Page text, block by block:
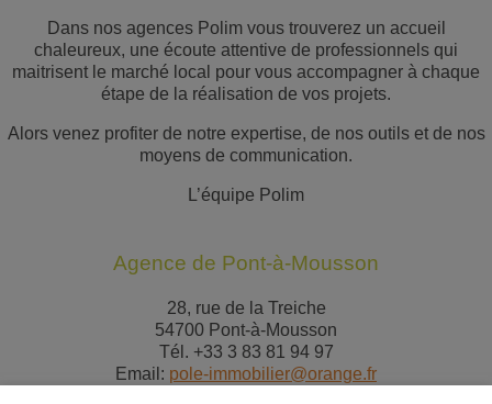
Dans nos agences Polim vous trouverez un accueil
chaleureux, une écoute attentive de professionnels qui
maitrisent le marché local pour vous accompagner à chaque
étape de la réalisation de vos projets.
Alors venez profiter de notre expertise, de nos outils et de nos
moyens de communication.
L’équipe Polim
Agence de Pont-à-Mousson
28, rue de la Treiche
54700 Pont-à-Mousson
Tél. +33 3 83 81 94 97
Email: pole-immobilier@orange.fr